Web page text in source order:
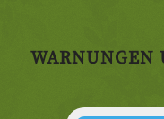
WARNUNGEN